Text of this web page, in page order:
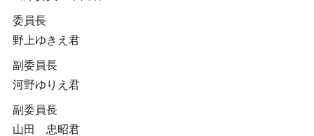
委員長
野上ゆきえ君
副委員長
河野ゆりえ君
副委員長
山田 忠昭君